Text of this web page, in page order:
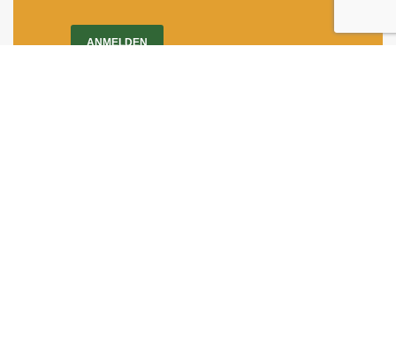
ANMELDEN